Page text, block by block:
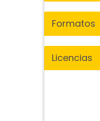
Formatos
Licencias